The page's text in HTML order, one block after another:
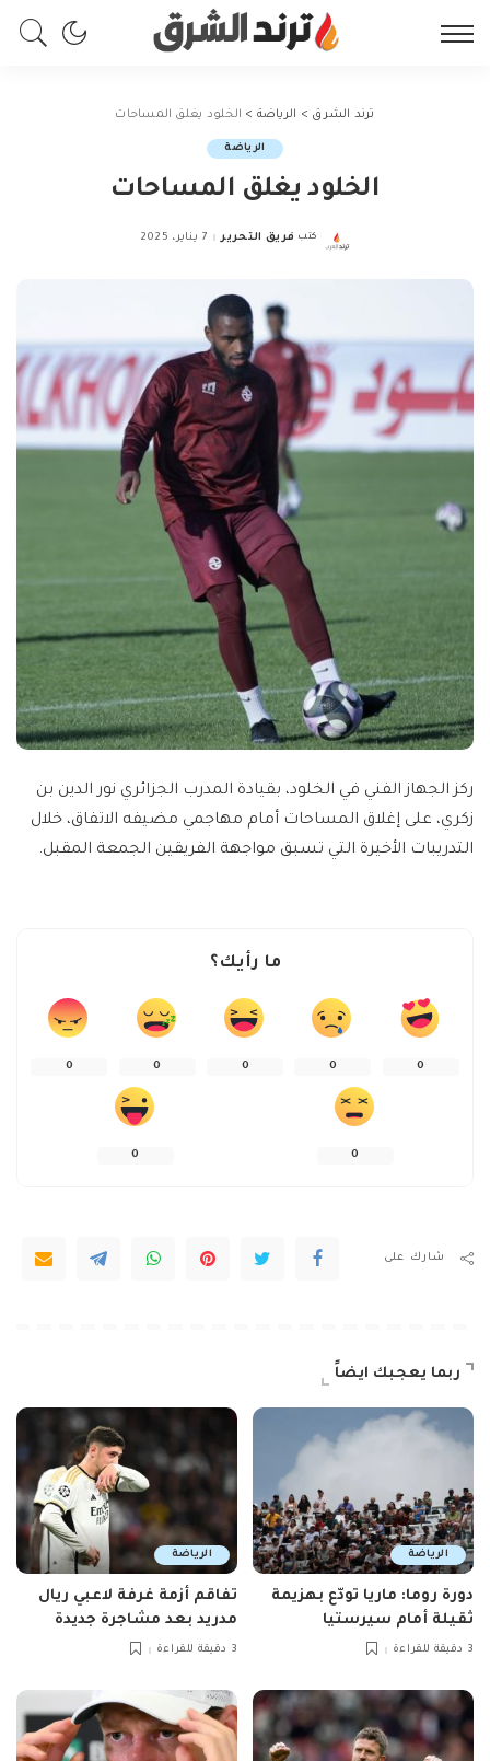
ترند الشرق > الرياضة > الخلود يغلق المساحات
الرياضة
الخلود يغلق المساحات
Posted
كتب فريق التحرير 7 يناير، 2025
ركز الجهاز الفني في الخلود، بقيادة المدرب الجزائري نور الدين بن
زكري، على إغلاق المساحات أمام مهاجمي مضيفه اﻻتفاق، خلال
التدريبات اﻷخيرة التي تسبق مواجهة الفريقين الجمعة المقبل.
ما رأيك؟
0
0
0
0
0
0
0
شارك على
ربما يعجبك ايضاً
الرياضة
دورة روما: ماريا تودّع بهزيمة
ثقيلة أمام سيرستيا
3 دقيقة للقراءة
الرياضة
تفاقم أزمة غرفة لاعبي ريال
مدريد بعد مشاجرة جديدة
3 دقيقة للقراءة